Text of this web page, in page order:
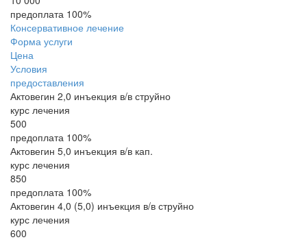
предоплата 100%
Консервативное лечение
Форма услуги
Цена
Условия
предоставления
Актовегин 2,0 инъекция в/в струйно
курс лечения
500
предоплата 100%
Актовегин 5,0 инъекция в/в кап.
курс лечения
850
предоплата 100%
Актовегин 4,0 (5,0) инъекция в/в струйно
курс лечения
600